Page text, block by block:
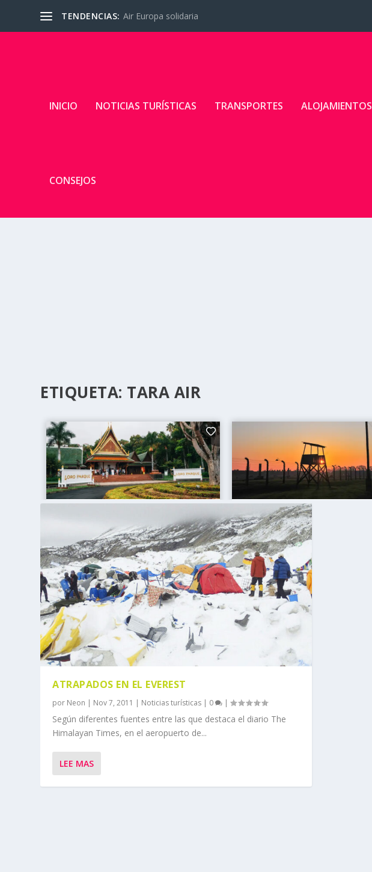
TENDENCIAS: Air Europa solidaria
INICIO NOTICIAS TURÍSTICAS TRANSPORTES ALOJAMIENTOS
CONSEJOS
ETIQUETA: TARA AIR
ATRAPADOS EN EL EVEREST
por Neon | Nov 7, 2011 | Noticias turísticas | 0 |
Según diferentes fuentes entre las que destaca el diario The
Himalayan Times, en el aeropuerto de...
LEE MAS